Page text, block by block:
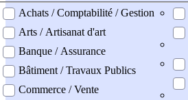
professionel
Achats / Comptabilité / Gestion
Arts / Artisanat d'art
Banque / Assurance
Bâtiment / Travaux Publics
Commerce / Vente